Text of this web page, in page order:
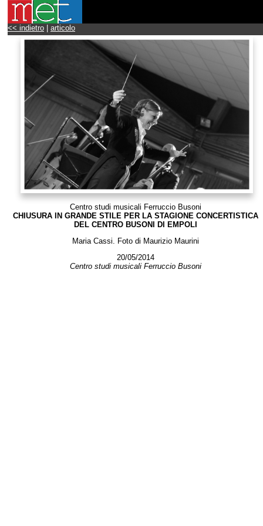
<< indietro articolo
Centro studi musicali Ferruccio Busoni
CHIUSURA IN GRANDE STILE PER LA STAGIONE CONCERTISTICA
DEL CENTRO BUSONI DI EMPOLI
Maria Cassi. Foto di Maurizio Maurini
20/05/2014
Centro studi musicali Ferruccio Busoni